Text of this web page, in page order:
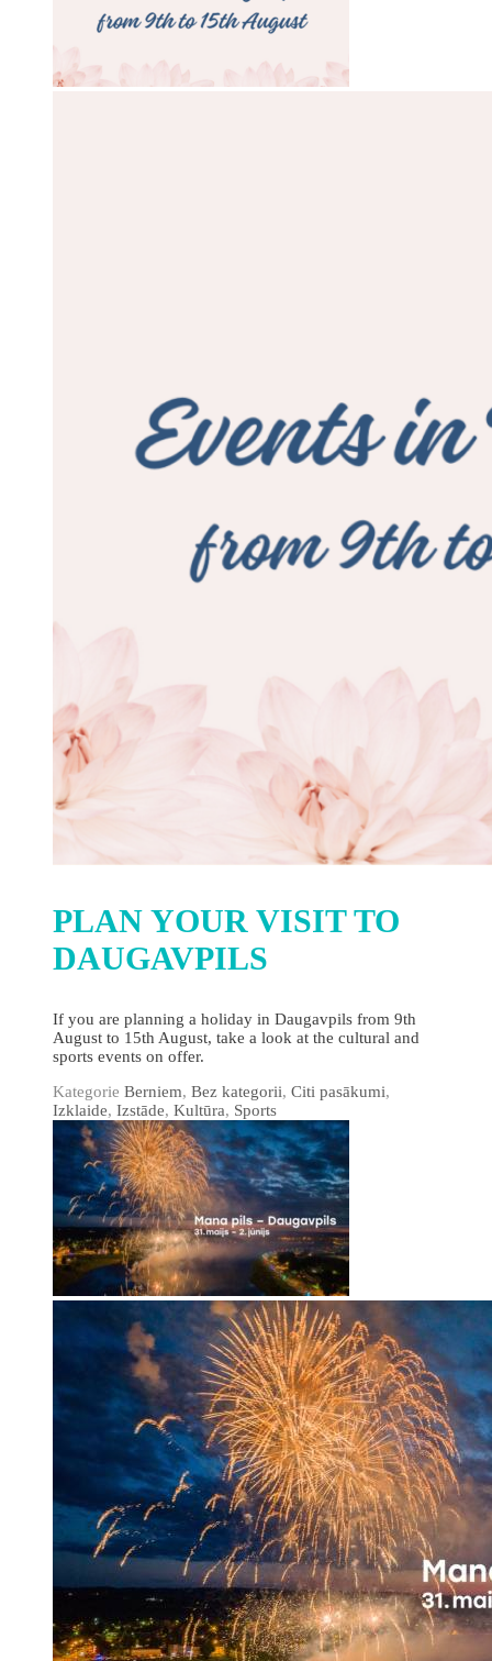
PLAN YOUR VISIT TO
DAUGAVPILS
If you are planning a holiday in Daugavpils from 9th
August to 15th August, take a look at the cultural and
sports events on offer.
Kategorie Berniem, Bez kategorii, Citi pasākumi,
Izklaide, Izstāde, Kultūra, Sports